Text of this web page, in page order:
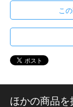
こ
ほかの商品を